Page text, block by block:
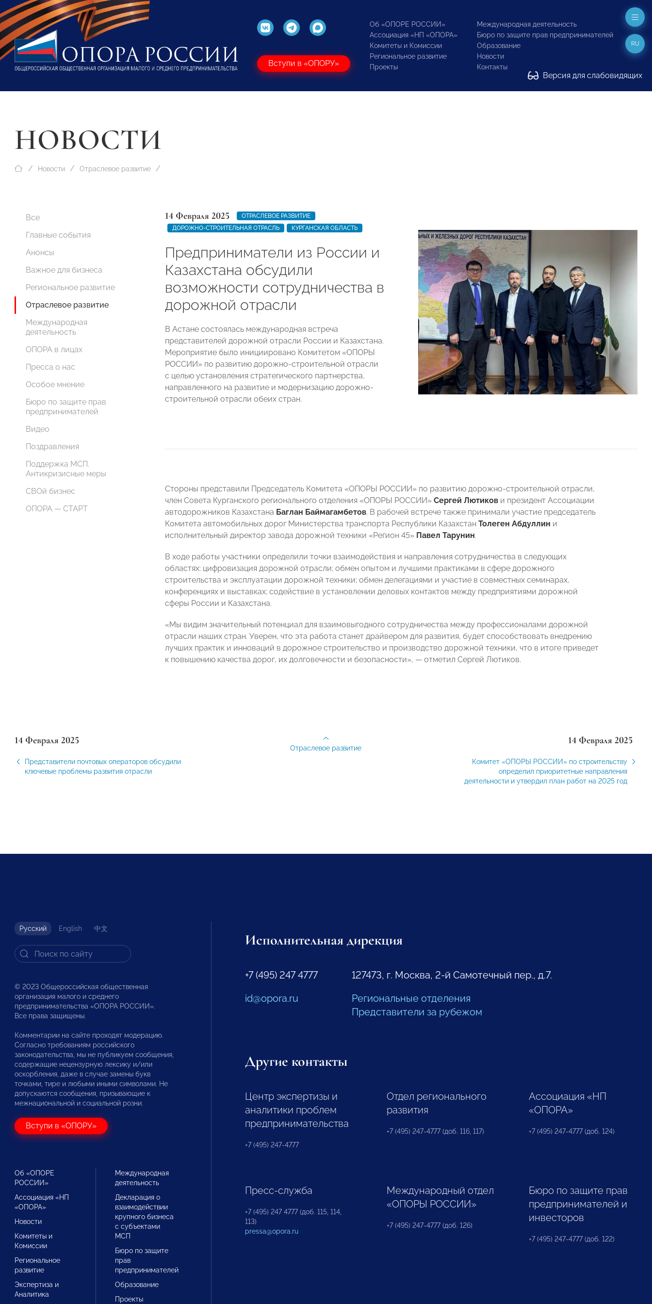
Вступи в «ОПОРУ»
Об «ОПОРЕ РОССИИ»
Ассоциация «НП «ОПОРА»
Комитеты и Комиссии
Региональное развитие
Проекты
Международная деятельность
Бюро по защите прав предпринимателей
Образование
Новости
Контакты
Версия для слабовидящих
RU
НОВОСТИ
Новости Отраслевое развитие
Все
Главные события
Анонсы
Важное для бизнеса
Региональное развитие
Отраслевое развитие
Международная
деятельность
ОПОРА в лицах
Пресса о нас
Особое мнение
Бюро по защите прав
предпринимателей
Видео
Поздравления
Поддержка МСП.
Антикризисные меры
СВОй бизнес
ОПОРА — СТАРТ
14 Февраля 2025
ОТРАСЛЕВОЕ РАЗВИТИЕ
ДОРОЖНО-СТРОИТЕЛЬНАЯ ОТРАСЛЬ
КУРГАНСКАЯ ОБЛАСТЬ
Предприниматели из России и
Казахстана обсудили
возможности сотрудничества в
дорожной отрасли
В Астане состоялась международная встреча
представителей дорожной отрасли России и Казахстана.
Мероприятие было инициировано Комитетом «ОПОРЫ
РОССИИ» по развитию дорожно-строительной отрасли
с целью установления стратегического партнерства,
направленного на развитие и модернизацию дорожно-
строительной отрасли обеих стран.
Стороны представили Председатель Комитета «ОПОРЫ РОССИИ» по развитию дорожно-строительной отрасли,
член Совета Курганского регионального отделения «ОПОРЫ РОССИИ» Сергей Лютиков и президент Ассоциации
автодорожников Казахстана Баглан Баймагамбетов. В рабочей встрече также принимали участие председатель
Комитета автомобильных дорог Министерства транспорта Республики Казахстан Толеген Абдуллин и
исполнительный директор завода дорожной техники «Регион 45» Павел Тарунин.
В ходе работы участники определили точки взаимодействия и направления сотрудничества в следующих
областях: цифровизация дорожной отрасли; обмен опытом и лучшими практиками в сфере дорожного
строительства и эксплуатации дорожной техники; обмен делегациями и участие в совместных семинарах,
конференциях и выставках; содействие в установлении деловых контактов между предприятиями дорожной
сферы России и Казахстана.
«Мы видим значительный потенциал для взаимовыгодного сотрудничества между профессионалами дорожной
отрасли наших стран. Уверен, что эта работа станет драйвером для развития, будет способствовать внедрению
лучших практик и инноваций в дорожное строительство и производство дорожной техники, что в итоге приведет
к повышению качества дорог, их долговечности и безопасности», — отметил Сергей Лютиков.
14 Февраля 2025
Представители почтовых операторов обсудили
ключевые проблемы развития отрасли
14 Февраля 2025
Комитет «ОПОРЫ РОССИИ» по строительству
определил приоритетные направления
деятельности и утвердил план работ на 2025 год
Отраслевое развитие
Русский English 中文
© 2023 Общероссийская общественная
организация малого и среднего
предпринимательства «ОПОРА РОССИИ».
Все права защищены.
Комментарии на сайте проходят модерацию.
Согласно требованиям российского
законодательства, мы не публикуем сообщения,
содержащие нецензурную лексику и/или
оскорбления, даже в случае замены букв
точками, тире и любыми иными символами. Не
допускаются сообщения, призывающие к
межнациональной и социальной розни.
Вступи в «ОПОРУ»
Об «ОПОРЕ
РОССИИ»
Ассоциация «НП
«ОПОРА»
Новости
Комитеты и
Комиссии
Региональное
развитие
Экспертиза и
Аналитика
Международная
деятельность
Декларация о
взаимодействии
крупного бизнеса
с субъектами
МСП
Бюро по защите
прав
предпринимателей
Образование
Проекты
Исполнительная дирекция
+7 (495) 247 4777
id@opora.ru
127473, г. Москва, 2-й Самотечный пер., д.7.
Региональные отделения
Представители за рубежом
Другие контакты
Центр экспертизы и
аналитики проблем
предпринимательства
+7 (495) 247-4777
Отдел регионального
развития
+7 (495) 247-4777 (доб. 116, 117)
Ассоциация «НП
«ОПОРА»
+7 (495) 247-4777 (доб. 124)
Пресс-служба
+7 (495) 247 4777 (доб. 115, 114,
113)
pressa@opora.ru
Международный отдел
«ОПОРЫ РОССИИ»
+7 (495) 247-4777 (доб. 126)
Бюро по защите прав
предпринимателей и
инвесторов
+7 (495) 247-4777 (доб. 122)